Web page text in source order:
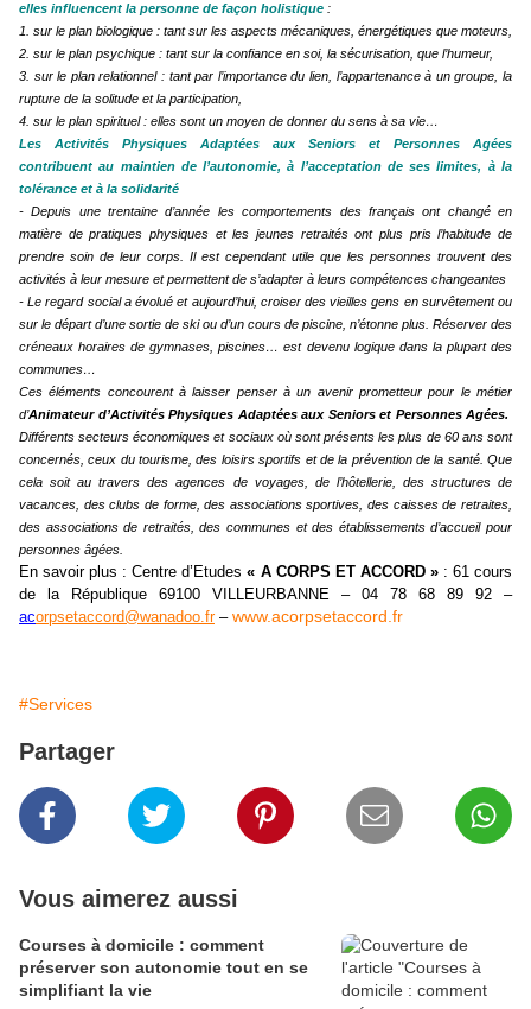
elles influencent la personne de façon holistique :
1. sur le plan biologique : tant sur les aspects mécaniques, énergétiques que moteurs,
2. sur le plan psychique : tant sur la confiance en soi, la sécurisation, que l’humeur,
3. sur le plan relationnel : tant par l’importance du lien, l’appartenance à un groupe, la
rupture de la solitude et la participation,
4. sur le plan spirituel : elles sont un moyen de donner du sens à sa vie…
Les Activités Physiques Adaptées aux Seniors et Personnes Agées
contribuent au maintien de l’autonomie, à l’acceptation de ses limites, à la
tolérance et à la solidarité
- Depuis une trentaine d’année les comportements des français ont changé en
matière de pratiques physiques et les jeunes retraités ont plus pris l’habitude de
prendre soin de leur corps. Il est cependant utile que les personnes trouvent des
activités à leur mesure et permettent de s’adapter à leurs compétences changeantes
- Le regard social a évolué et aujourd’hui, croiser des vieilles gens en survêtement ou
sur le départ d’une sortie de ski ou d’un cours de piscine, n’étonne plus. Réserver des
créneaux horaires de gymnases, piscines… est devenu logique dans la plupart des
communes…
Ces éléments concourent à laisser penser à un avenir prometteur pour le métier
d’Animateur d’Activités Physiques Adaptées aux Seniors et Personnes Agées.
Différents secteurs économiques et sociaux où sont présents les plus de 60 ans sont
concernés, ceux du tourisme, des loisirs sportifs et de la prévention de la santé. Que
cela soit au travers des agences de voyages, de l’hôtellerie, des structures de
vacances, des clubs de forme, des associations sportives, des caisses de retraites,
des associations de retraités, des communes et des établissements d’accueil pour
personnes âgées.
En savoir plus : Centre d’Etudes« A CORPS ET ACCORD »: 61 cours
de la République 69100 VILLEURBANNE – 04 78 68 89 92 –
acorpsetaccord@wanadoo.fr– www.acorpsetaccord.fr
#Services
Partager
Vous aimerez aussi
Courses à domicile : comment
préserver son autonomie tout en se
simplifiant la vie